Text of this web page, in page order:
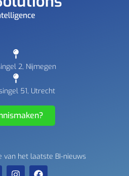
2, Nijmegen
51, Utrecht
van het laatste BI-nieuws